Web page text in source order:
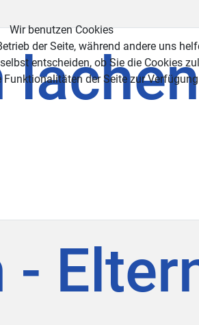
Wir benutzen Cookies
der Seite, während andere uns
entscheiden, ob Sie die Cookies
der Seite zur